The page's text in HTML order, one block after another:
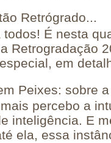
Retrógrado...
todos! É nesta
Retrogradação
em
Peixes: sobre
percebo a
inteligência. E
ela, essa